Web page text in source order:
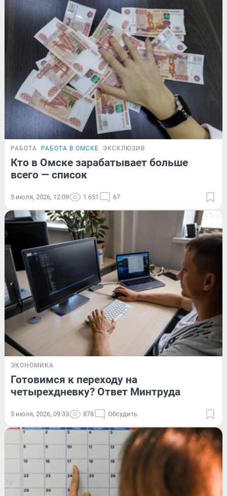
РАБОТА РАБОТА В ОМСКЕ ЭКСКЛЮЗИВ
Кто в Омске зарабатывает больше
всего — список
5 июля, 2026, 12:09 1 651 67
ЭКОНОМИКА
Готовимся к переходу на
четырехдневку? Ответ Минтруда
5 июля, 2026, 09:33 878 Обсудить